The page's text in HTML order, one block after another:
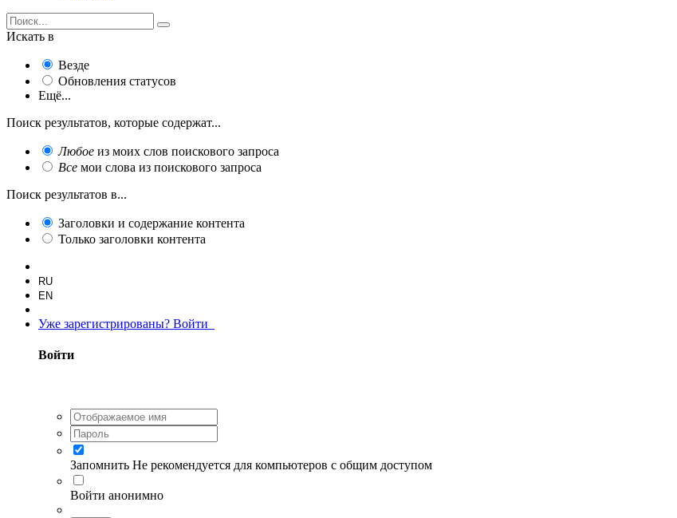
Искать в
Везде
Обновления статусов
Ещё...
Поиск результатов, которые содержат...
Любое из моих слов поискового запроса
Все мои слова из поискового запроса
Поиск результатов в...
Заголовки и содержание контента
Только заголовки контента
RU
EN
Уже зарегистрированы? Войти
Войти
Запомнить Не рекомендуется для компьютеров с общим доступом
Войти анонимно